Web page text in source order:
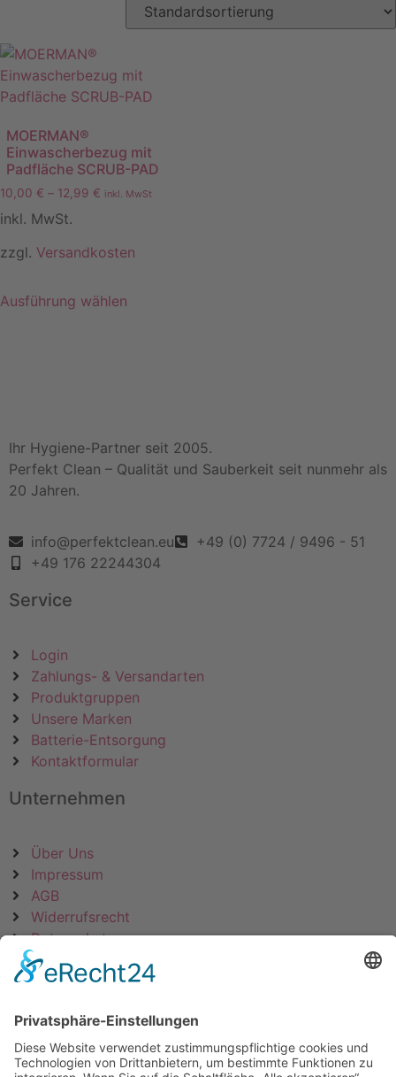
MOERMAN®
Einwascherbezug mit
Padfläche SCRUB-PAD
10,00 € – 12,99 € inkl. MwSt
inkl. MwSt.
zzgl. Versandkosten
Ausführung wählen
Ihr Hygiene-Partner seit 2005.
Perfekt Clean – Qualität und Sauberkeit seit nunmehr als
20 Jahren.
info@perfektclean.eu
+49 (0) 7724 / 9496 - 51
+49 176 22244304
Service
Login
Zahlungs- & Versandarten
Produktgruppen
Unsere Marken
Batterie-Entsorgung
Kontaktformular
Unternehmen
Über Uns
Impressum
AGB
Widerrufsrecht
Datenschutz